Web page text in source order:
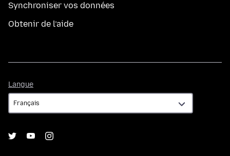
Synchroniser vos données
Obtenir de l’aide
Langue